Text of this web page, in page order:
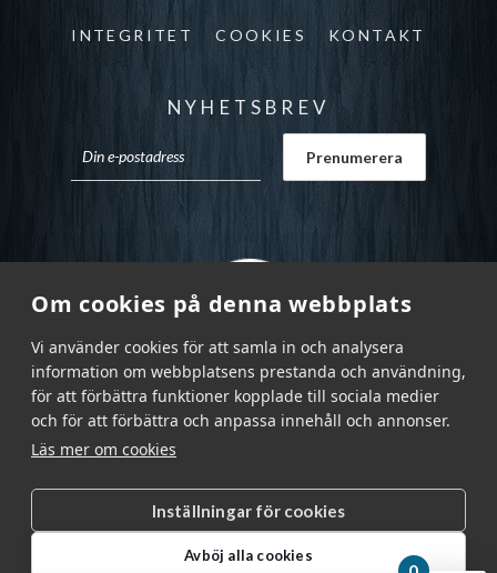
Om cookies på denna webbplats
Vi använder cookies för att samla in och analysera
information om webbplatsens prestanda och användning,
för att förbättra funktioner kopplade till sociala medier
och för att förbättra och anpassa innehåll och annonser.
Läs mer om cookies
Inställningar för cookies
Avböj alla cookies
INTEGRITET COOKIES KONTAKT
NYHETSBREV
Garnr Sverige AB © 2026 |
info@garnr.se
| 031 - 92 94 92